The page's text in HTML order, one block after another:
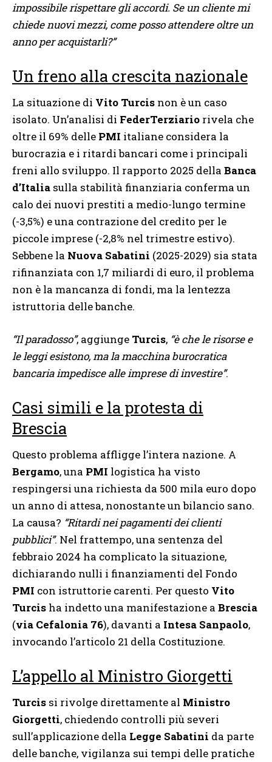
impossibile rispettare gli accordi. Se un cliente mi
chiede nuovi mezzi, come posso attendere oltre un
anno per acquistarli?”
Un freno alla crescita nazionale
La situazione di Vito Turcis non è un caso
isolato. Un’analisi di FederTerziario rivela che
oltre il 69% delle PMI italiane considera la
burocrazia e i ritardi bancari come i principali
freni allo sviluppo. Il rapporto 2025 della Banca
d’Italia sulla stabilità finanziaria conferma un
calo dei nuovi prestiti a medio-lungo termine
(-3,5%) e una contrazione del credito per le
piccole imprese (-2,8% nel trimestre estivo).
Sebbene la Nuova Sabatini (2025-2029) sia stata
rifinanziata con 1,7 miliardi di euro, il problema
non è la mancanza di fondi, ma la lentezza
istruttoria delle banche.
“Il paradosso”, aggiunge Turcis, “è che le risorse e
le leggi esistono, ma la macchina burocratica
bancaria impedisce alle imprese di investire”.
Casi simili e la protesta di
Brescia
Questo problema affligge l’intera nazione. A
Bergamo, una PMI logistica ha visto
respingersi una richiesta da 500 mila euro dopo
un anno di attesa, nonostante un bilancio sano.
La causa? “Ritardi nei pagamenti dei clienti
pubblici”. Nel frattempo, una sentenza del
febbraio 2024 ha complicato la situazione,
dichiarando nulli i finanziamenti del Fondo
PMI con istruttorie carenti. Per questo Vito
Turcis ha indetto una manifestazione a Brescia
(via Cefalonia 76), davanti a Intesa Sanpaolo,
invocando l’articolo 21 della Costituzione.
L’appello al Ministro Giorgetti
Turcis si rivolge direttamente al Ministro
Giorgetti, chiedendo controlli più severi
sull’applicazione della Legge Sabatini da parte
delle banche, vigilanza sui tempi delle pratiche